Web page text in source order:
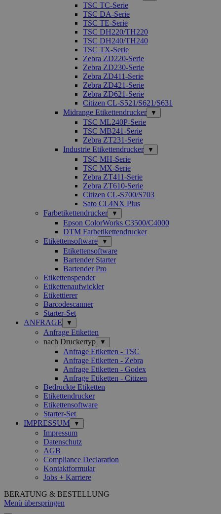
TSC TC-Serie
TSC DA-Serie
TSC TE-Serie
TSC DH220/TH220
TSC DH240/TH240
TSC TX-Serie
Zebra ZD220-Serie
Zebra ZD230-Serie
Zebra ZD411-Serie
Zebra ZD421-Serie
Zebra ZD621-Serie
Citizen CL-S521/S621/S631
Midrange Etikettendrucker
▼
TSC ML240P-Serie
TSC MB241-Serie
Zebra ZT231-Serie
Industrie Etikettendrucker
▼
TSC MH-Serie
TSC MX-Serie
Zebra ZT411-Serie
Zebra ZT610-Serie
Citizen CL-S700/S703
Sato CL4NX Plus
Farbetikettendrucker
▼
Epson ColorWorks C3500/C4000
DTM Farbetikettendrucker
Etikettensoftware
▼
Etikettensoftware
Bartender Starter
Bartender Pro
Etikettenspender
Etikettenaufwickler
Etikettierer
Barcodescanner
Starter-Set
ANFRAGE
▼
Anfrage Etiketten
nach Druckertyp
▼
Anfrage Etiketten - TSC
Anfrage Etiketten - Zebra
Anfrage Etiketten - Godex
Anfrage Etiketten - Citizen
Bedruckte Etiketten
Etikettendrucker
Etikettensoftware
Starter-Set
IMPRESSUM
▼
Impressum
Datenschutz
AGB
Compliance Declaration
Kontaktformular
Jobs + Karriere
BERATUNG & BESTELLUNG
Menü überspringen